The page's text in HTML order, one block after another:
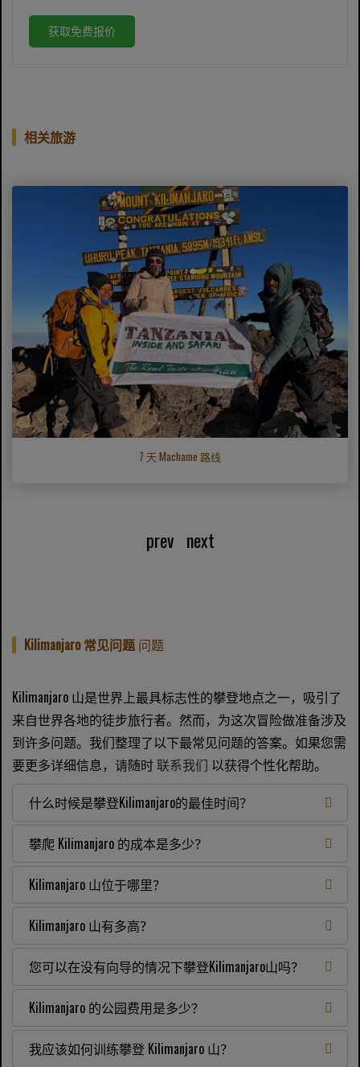
获取免费报价
相关旅游
7 天 Machame 路线
prev next
Kilimanjaro 常见问题 问题
Kilimanjaro 山是世界上最具标志性的攀登地点之一，吸引了
来自世界各地的徒步旅行者。然而，为这次冒险做准备涉及
到许多问题。我们整理了以下最常见问题的答案。如果您需
要更多详细信息，请随时联系我们 以获得个性化帮助。
什么时候是攀登Kilimanjaro的最佳时间？
攀爬 Kilimanjaro 的成本是多少？
Kilimanjaro 山位于哪里？
Kilimanjaro 山有多高？
您可以在没有向导的情况下攀登Kilimanjaro山吗？
Kilimanjaro 的公园费用是多少？
我应该如何训练攀登 Kilimanjaro 山？